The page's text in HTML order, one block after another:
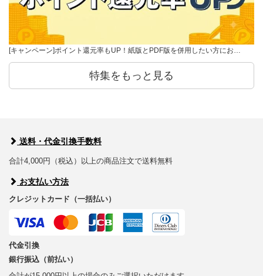
[キャンペーン]ポイント還元率もUP！紙版とPDF版を併用したい方にお…
特集をもっと見る
送料・代金引換手数料
合計4,000円（税込）以上の商品注文で送料無料
お支払い方法
クレジットカード（一括払い）
代金引換
銀行振込（前払い）